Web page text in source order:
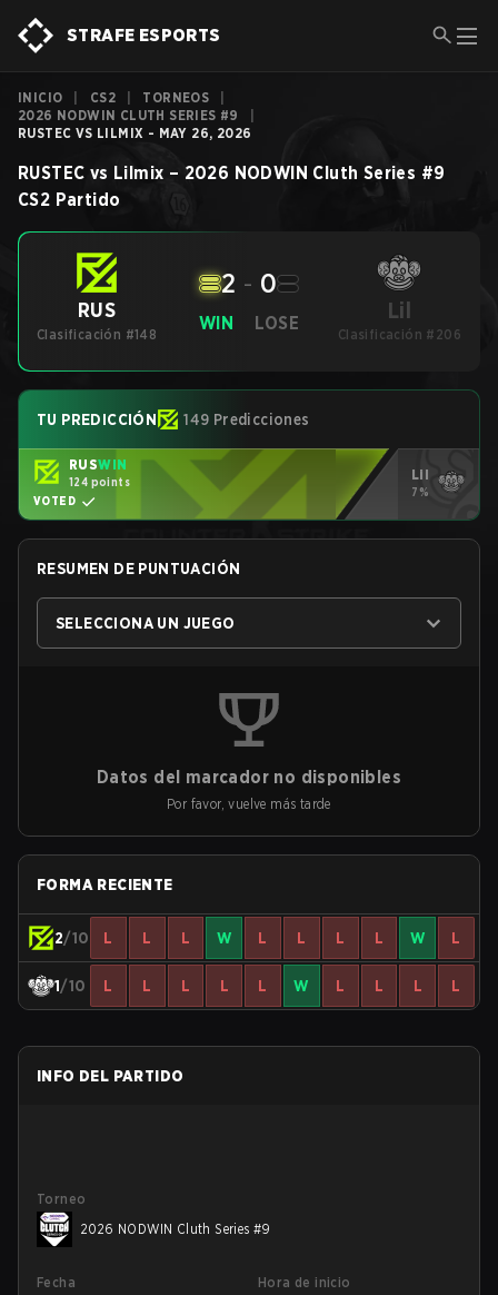
STRAFE ESPORTS
INICIO CS2 TORNEOS
2026 NODWIN CLUTH SERIES #9
RUSTEC VS LILMIX - MAY 26, 2026
RUSTEC vs Lilmix – 2026 NODWIN Cluth Series #9
CS2 Partido
RUS
Clasificación #148
WIN
2 - 0
LOSE Lil
Clasificación #206
TU PREDICCIÓN 149 Predicciones
RUSWIN
124 points
VOTED
Lil
7%
RESUMEN DE PUNTUACIÓN
SELECCIONA UN JUEGO
Datos del marcador no disponibles
Por favor, vuelve más tarde
FORMA RECIENTE
2/10 L L L W L L L L W L
1/10 L L L L L W L L L L
INFO DEL PARTIDO
Torneo
2026 NODWIN Cluth Series #9
Fecha
Hora de inicio